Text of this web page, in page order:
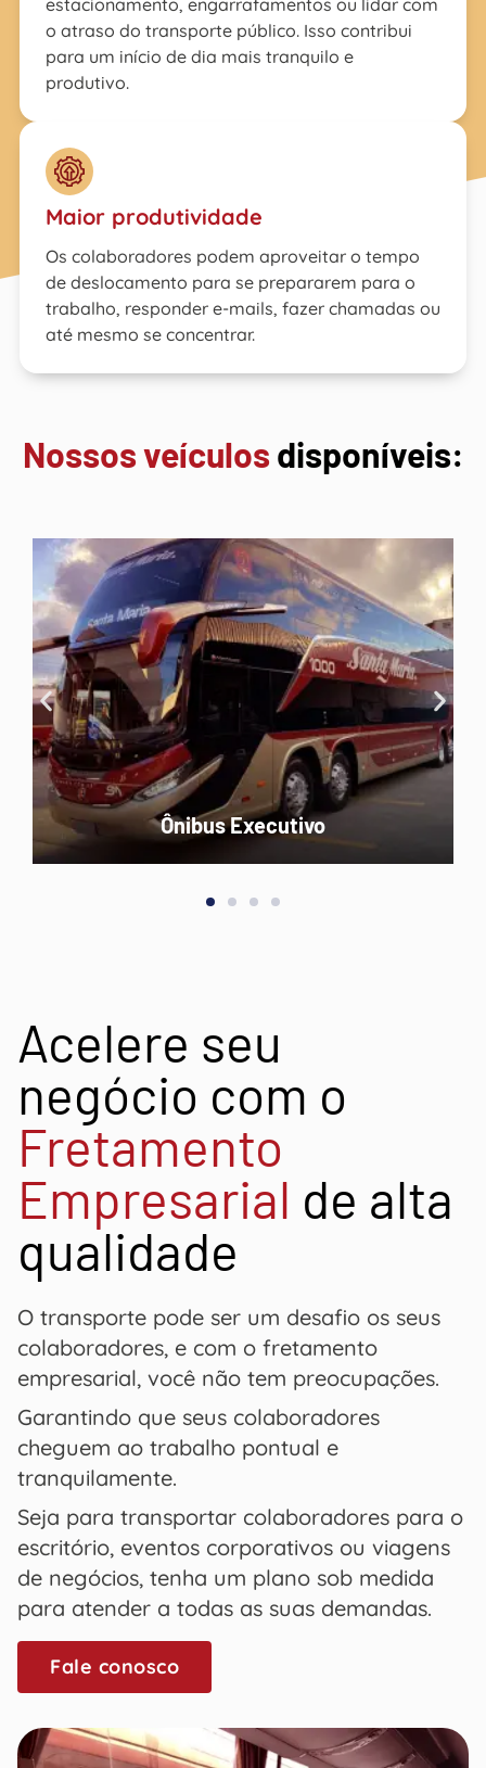
o atraso do transporte público. Isso contribui
para um início de dia mais tranquilo e
produtivo.
Maior produtividade
Os colaboradores podem aproveitar o tempo
de deslocamento para se prepararem para o
trabalho, responder e-mails, fazer chamadas ou
até mesmo se concentrar.
Nossos veículos disponíveis:
Micro-ônibus
Acelere seu
negócio com o
Fretamento
Empresarial de alta
qualidade
O transporte pode ser um desafio os seus
colaboradores, e com o fretamento
empresarial, você não tem preocupações.
Garantindo que seus colaboradores
cheguem ao trabalho pontual e
tranquilamente.
Seja para transportar colaboradores para o
escritório, eventos corporativos ou viagens
de negócios, tenha um plano sob medida
para atender a todas as suas demandas.
Fale conosco